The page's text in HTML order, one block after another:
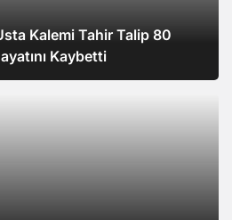
Kalemi Tahir Talip 80
Kaybetti